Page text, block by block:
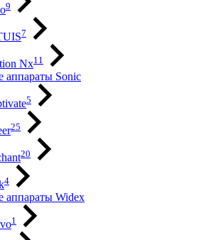
9
7
Nx11
аппараты Sonic
5
25
20
4
аппараты Widex
1